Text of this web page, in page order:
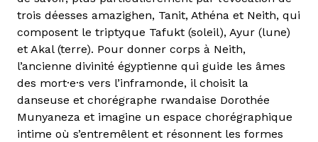
trois déesses amazighen, Tanit, Athéna et Neith, qui
composent le triptyque Tafukt (soleil), Ayur (lune)
et Akal (terre). Pour donner corps à Neith,
l’ancienne divinité égyptienne qui guide les âmes
des mort·e·s vers l’inframonde, il choisit la
danseuse et chorégraphe rwandaise Dorothée
Munyaneza et imagine un espace chorégraphique
intime où s’entremêlent et résonnent les formes